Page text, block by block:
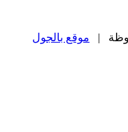
موقع بالجول